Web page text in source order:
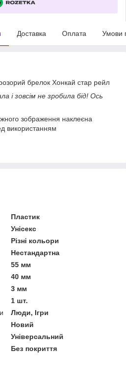
Доставка Оплата Умови
брелок Хонкай стар рейл
і зовсім не зробила бід! Ось
зображення наклеєна
використанням
Пластик
Унісекс
Різні кольори
Нестандартна
55 мм
40 мм
3 мм
1 шт.
Люди, Ігри
Новий
Універсальний
Без покриття